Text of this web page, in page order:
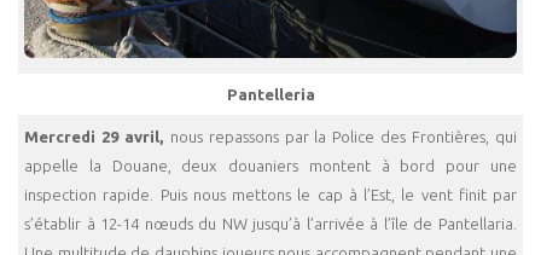
Pantelleria
Mercredi 29 avril, nous repassons par la Police des Frontières, qui
appelle la Douane, deux douaniers montent à bord pour une
inspection rapide. Puis nous mettons le cap à l’Est, le vent finit par
s’établir à 12-14 nœuds du NW jusqu’à l’arrivée à l’île de Pantellaria.